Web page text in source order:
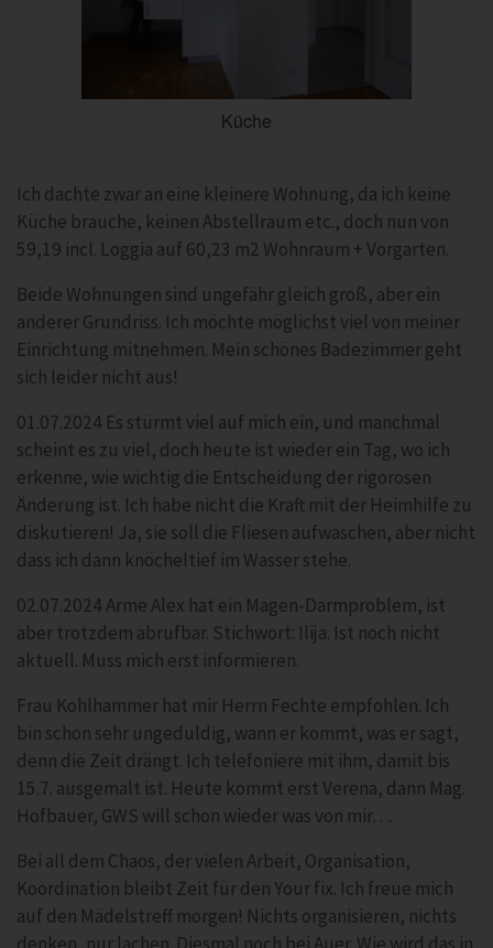
Küche
Ich dachte zwar an eine kleinere Wohnung, da ich keine
Küche brauche, keinen Abstellraum etc., doch nun von
59,19 incl. Loggia auf 60,23 m2 Wohnraum + Vorgarten.
Beide Wohnungen sind ungefähr gleich groß, aber ein
anderer Grundriss. Ich möchte möglichst viel von meiner
Einrichtung mitnehmen. Mein schönes Badezimmer geht
sich leider nicht aus!
01.07.2024 Es stürmt viel auf mich ein, und manchmal
scheint es zu viel, doch heute ist wieder ein Tag, wo ich
erkenne, wie wichtig die Entscheidung der rigorosen
Änderung ist. Ich habe nicht die Kraft mit der Heimhilfe zu
diskutieren! Ja, sie soll die Fliesen aufwaschen, aber nicht
dass ich dann knöcheltief im Wasser stehe.
02.07.2024 Arme Alex hat ein Magen-Darmproblem, ist
aber trotzdem abrufbar. Stichwort: Ilija. Ist noch nicht
aktuell. Muss mich erst informieren.
Frau Kohlhammer hat mir Herrn Fechte empfohlen. Ich
bin schon sehr ungeduldig, wann er kommt, was er sagt,
denn die Zeit drängt. Ich telefoniere mit ihm, damit bis
15.7. ausgemalt ist. Heute kommt erst Verena, dann Mag.
Hofbauer, GWS will schon wieder was von mir….
Bei all dem Chaos, der vielen Arbeit, Organisation,
Koordination bleibt Zeit für den Your fix. Ich freue mich
auf den Mädelstreff morgen! Nichts organisieren, nichts
denken, nur lachen. Diesmal noch bei Auer. Wie wird das in